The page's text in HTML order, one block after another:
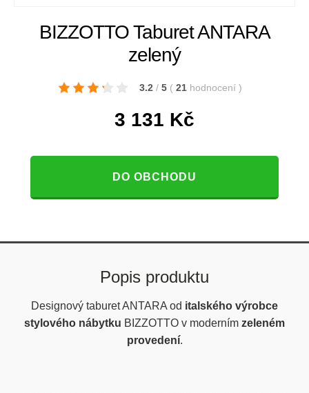
BIZZOTTO Taburet ANTARA
zelený
3.2 / 5 ( 21 hodnocení )
3 131 Kč
DO OBCHODU
Popis produktu
Designový taburet ANTARA od italského výrobce
stylového nábytku BIZZOTTO v moderním zeleném
provedení.